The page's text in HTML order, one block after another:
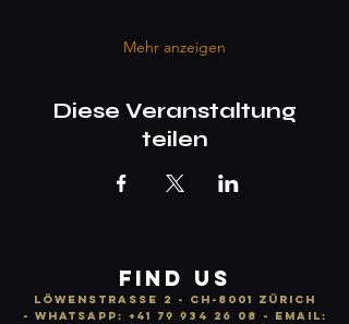
Mehr anzeigen
Diese Veranstaltung
teilen
FIND US
LÖWENSTRASSE 2 - CH-8001 ZÜRICH
- WhatsApp: +41 79 934 26 08
- email: